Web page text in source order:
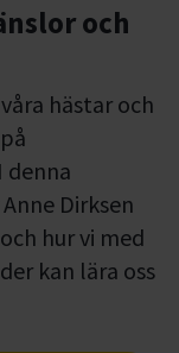
och
hästar och
denna
Dirksen
hur vi med
kan lära oss